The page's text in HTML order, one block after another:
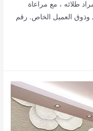
طلائه ، مع مراعاة
وذوق العميل الخاص. رقم